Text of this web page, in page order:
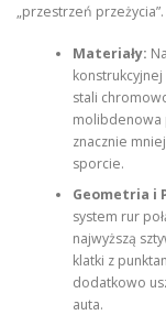
„przestrzeń przeżycia”.
Materiały:
stali
molibdenowa
znacznie
sporcie.
Geometria i
system rur
najwyższą
klatki z
dodatkowo
auta.